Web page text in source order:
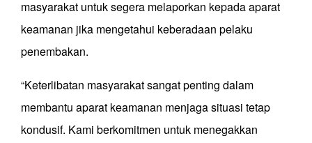
masyarakat untuk segera melaporkan kepada aparat
keamanan jika mengetahui keberadaan pelaku
penembakan.
“Keterlibatan masyarakat sangat penting dalam
membantu aparat keamanan menjaga situasi tetap
kondusif. Kami berkomitmen untuk menegakkan